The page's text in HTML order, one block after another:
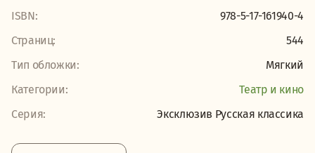
ISBN:
978-5-17-161940-4
Страниц:
544
Тип обложки:
Мягкий
Категории:
Театр и кино
Серия:
Эксклюзив Русская классика